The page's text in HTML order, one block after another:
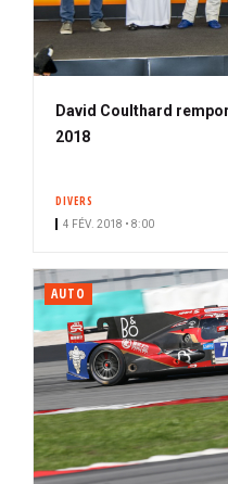
David Coulthard
2018
DIVERS
4 FÉV. 2018 • 8:00
AUTO